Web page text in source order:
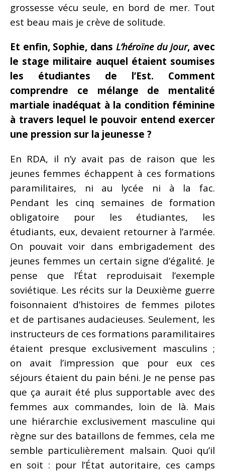
grossesse vécu seule, en bord de mer. Tout
est beau mais je crève de solitude.
Et enfin, Sophie, dans L’héroïne du jour, avec
le stage militaire auquel étaient soumises
les étudiantes de l’Est. Comment
comprendre ce mélange de mentalité
martiale inadéquat à la condition féminine
à travers lequel le pouvoir entend exercer
une pression sur la jeunesse ?
En RDA, il n’y avait pas de raison que les
jeunes femmes échappent à ces formations
paramilitaires, ni au lycée ni à la fac.
Pendant les cinq semaines de formation
obligatoire pour les étudiantes, les
étudiants, eux, devaient retourner à l’armée.
On pouvait voir dans embrigadement des
jeunes femmes un certain signe d’égalité. Je
pense que l’État reproduisait l’exemple
soviétique. Les récits sur la Deuxième guerre
foisonnaient d’histoires de femmes pilotes
et de partisanes audacieuses. Seulement, les
instructeurs de ces formations paramilitaires
étaient presque exclusivement masculins ;
on avait l’impression que pour eux ces
séjours étaient du pain béni. Je ne pense pas
que ça aurait été plus supportable avec des
femmes aux commandes, loin de là. Mais
une hiérarchie exclusivement masculine qui
règne sur des bataillons de femmes, cela me
semble particulièrement malsain. Quoi qu’il
en soit : pour l’État autoritaire, ces camps